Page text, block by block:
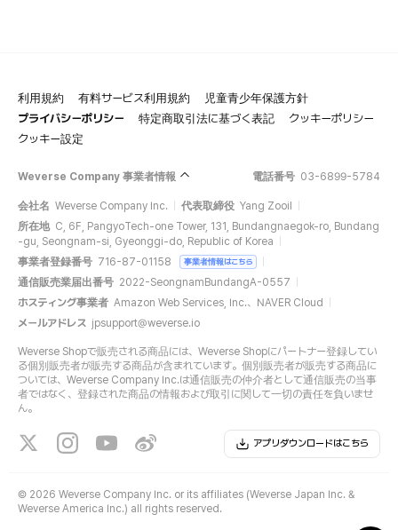
利用規約 有料サービス利用規約
児童青少年保護方針
プライバシーポリシー
特定商取引法に基づく表記
クッキーポリシー
クッキー設定
Weverse Company 事業者情報 電話番号 03-6899-5784
会社名 Weverse Company Inc. 代表取締役 Yang Zooil
所在地 C, 6F, PangyoTech-one Tower, 131, Bundangnaegok-ro, Bundang
-gu, Seongnam-si, Gyeonggi-do, Republic of Korea
事業者登録番号 716-87-01158 事業者情報はこちら
通信販売業届出番号 2022-SeongnamBundangA-0557
ホスティング事業者 Amazon Web Services, Inc.、NAVER Cloud
メールアドレス jpsupport@weverse.io
Weverse Shopで販売される商品には、Weverse Shopにパートナー登録してい
る個別販売者が販売する商品が含まれています。個別販売者が販売する商品に
ついては、Weverse Company Inc.は通信販売の仲介者として通信販売の当事
者ではなく、登録された商品の情報および取引に関して一切の責任を負いませ
ん。
アプリダウンロードはこちら
© 2026 Weverse Company Inc. or its affiliates (Weverse Japan Inc. &
Weverse America Inc.) all rights reserved.